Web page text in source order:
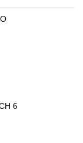
6